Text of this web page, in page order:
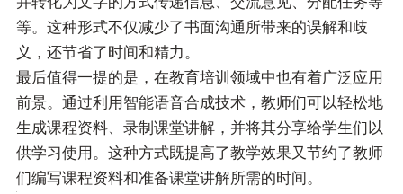
等。这种形式不仅减少了书面沟通所带来的误解和歧
义，还节省了时间和精力。
最后值得一提的是，在教育培训领域中也有着广泛应用
前景。通过利用智能语音合成技术，教师们可以轻松地
生成课程资料、录制课堂讲解，并将其分享给学生们以
供学习使用。这种方式既提高了教学效果又节约了教师
们编写课程资料和准备课堂讲解所需的时间。